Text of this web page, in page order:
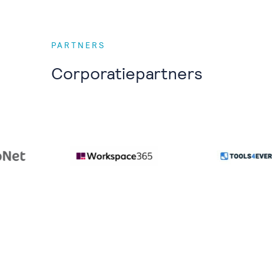
PARTNERS
Corporatiepartners